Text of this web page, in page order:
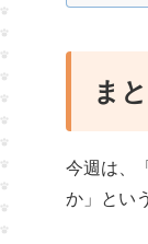
ま
今週は、
か」とい